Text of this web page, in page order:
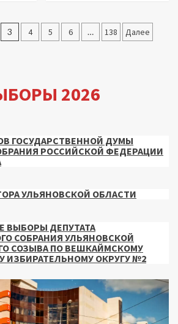
3 4 5 6 … 138 Далее
2026
ГОСУДАРСТВЕННОЙ ДУМЫ
РОССИЙСКОЙ ФЕДЕРАЦИИ
УЛЬЯНОВСКОЙ ОБЛАСТИ
ВЫБОРЫ ДЕПУТАТА
СОБРАНИЯ УЛЬЯНОВСКОЙ
СОЗЫВА ПО ВЕШКАЙМСКОМУ
ОКРУГУ №2